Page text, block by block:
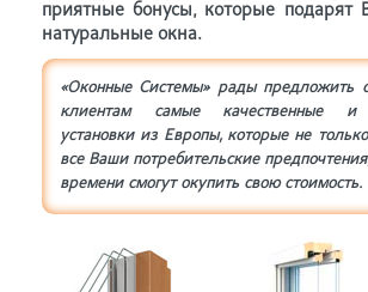
приятные бонусы, которые подарят
натуральные окна.
«Оконные Системы» рады предложить
клиентам самые качественные и
установки из Европы, которые не
все Ваши потребительские
времени смогут окупить свою стоимость.